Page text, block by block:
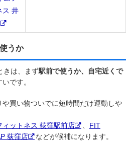
ス 井
うか
きは、まず駅前で使うか、自宅近くで
です。
買い物ついでに短時間だけ運動しや
ィットネス 荻窪駅前店
FIT
荻窪店 などが候補になります。